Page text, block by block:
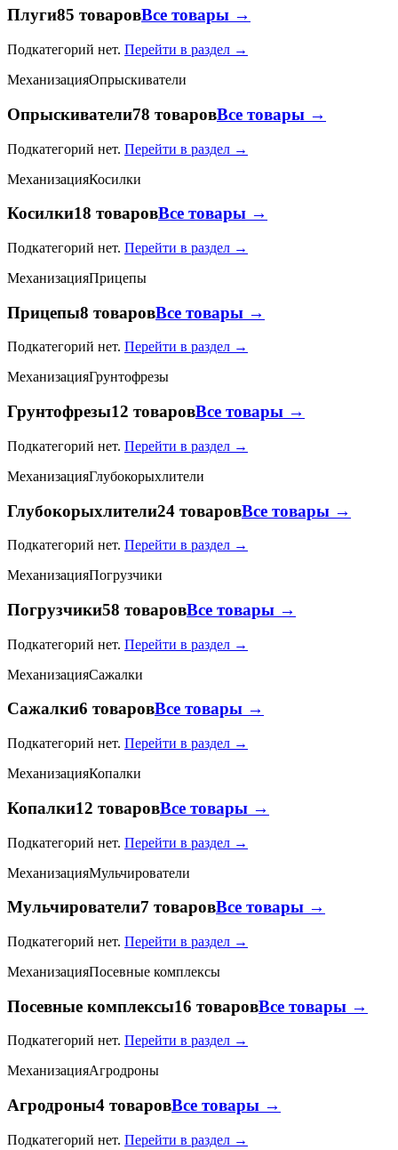
Плуги85 товаровВсе товары →
Подкатегорий нет. Перейти в раздел →
МеханизацияОпрыскиватели
Опрыскиватели78 товаровВсе товары →
Подкатегорий нет. Перейти в раздел →
МеханизацияКосилки
Косилки18 товаровВсе товары →
Подкатегорий нет. Перейти в раздел →
МеханизацияПрицепы
Прицепы8 товаровВсе товары →
Подкатегорий нет. Перейти в раздел →
МеханизацияГрунтофрезы
Грунтофрезы12 товаровВсе товары →
Подкатегорий нет. Перейти в раздел →
МеханизацияГлубокорыхлители
Глубокорыхлители24 товаровВсе товары →
Подкатегорий нет. Перейти в раздел →
МеханизацияПогрузчики
Погрузчики58 товаровВсе товары →
Подкатегорий нет. Перейти в раздел →
МеханизацияСажалки
Сажалки6 товаровВсе товары →
Подкатегорий нет. Перейти в раздел →
МеханизацияКопалки
Копалки12 товаровВсе товары →
Подкатегорий нет. Перейти в раздел →
МеханизацияМульчирователи
Мульчирователи7 товаровВсе товары →
Подкатегорий нет. Перейти в раздел →
МеханизацияПосевные комплексы
Посевные комплексы16 товаровВсе товары →
Подкатегорий нет. Перейти в раздел →
МеханизацияАгродроны
Агродроны4 товаровВсе товары →
Подкатегорий нет. Перейти в раздел →